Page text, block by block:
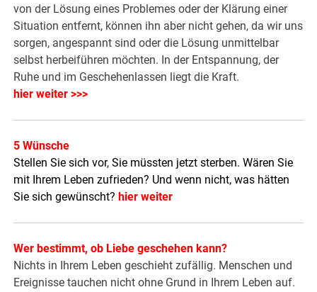
von der Lösung eines Problemes oder der Klärung einer
Situation entfernt, können ihn aber nicht gehen, da wir uns
sorgen, angespannt sind oder die Lösung unmittelbar
selbst herbeiführen möchten. In der Entspannung, der
Ruhe und im Geschehenlassen liegt die Kraft.
hier weiter >>>
5 Wünsche
Stellen Sie sich vor, Sie müssten jetzt sterben. Wären Sie
mit Ihrem Leben zufrieden? Und wenn nicht, was hätten
Sie sich gewünscht? hier weiter
Wer bestimmt, ob Liebe geschehen kann?
Nichts in Ihrem Leben geschieht zufällig. Menschen und
Ereignisse tauchen nicht ohne Grund in Ihrem Leben auf.